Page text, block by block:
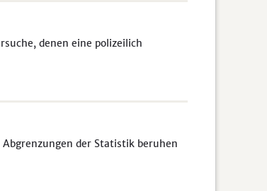
denen eine polizeilich
der Statistik beruhen